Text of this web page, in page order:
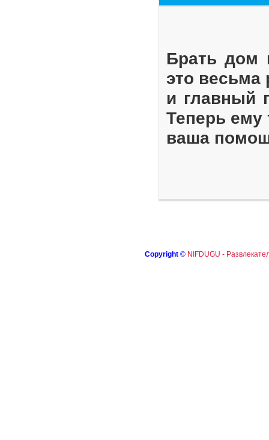
Брать дом
это весьма
и главный
Теперь ему
ваша
Copyright © NIFDUGU -